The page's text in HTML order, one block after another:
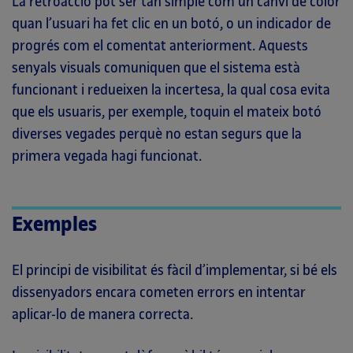
quan l’usuari ha fet clic en un botó, o un indicador de
progrés com el comentat anteriorment. Aquests
senyals visuals comuniquen que el sistema està
funcionant i redueixen la incertesa, la qual cosa evita
que els usuaris, per exemple, toquin el mateix botó
diverses vegades perquè no estan segurs que la
primera vegada hagi funcionat.
Exemples
El principi de visibilitat és fàcil d’implementar, si bé els
dissenyadors encara cometen errors en intentar
aplicar-lo de manera correcta.